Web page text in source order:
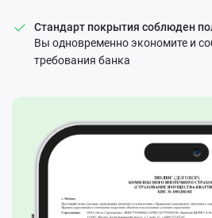
Стандарт покрытия соблюден
Вы одновременно экономите и
требования банка